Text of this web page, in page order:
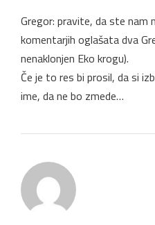
Gregor: pravite, da ste nam
komentarjih oglašata dva
nenaklonjen Eko krogu).
Če je to res bi prosil, da si
ime, da ne bo zmede…